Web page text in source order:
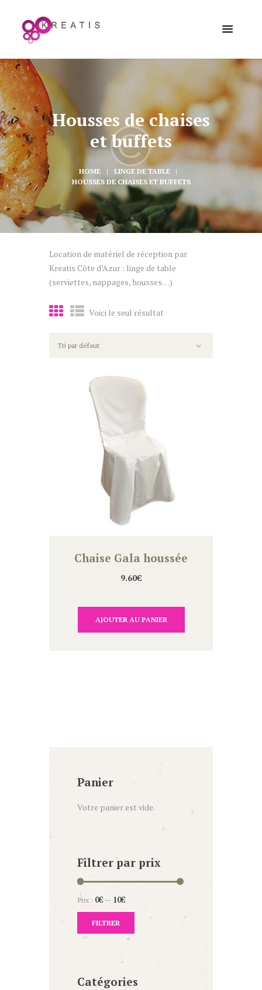
Housses de chaises
et buffets
HOME
LINGE DE TABLE
HOUSSES DE CHAISES ET BUFFETS
Location de matériel de réception par
Kreatis Côte d’Azur : linge de table
(serviettes, nappages, housses…)
Voici le seul résultat
Chaise Gala houssée
9.60€
AJOUTER AU PANIER
Panier
Votre panier est vide.
Filtrer par prix
FILTRER
Prix : 0€— 10€
Catégories